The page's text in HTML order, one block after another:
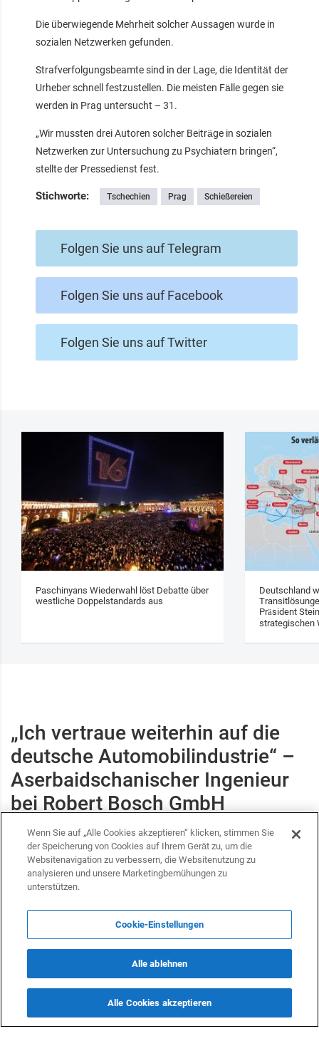
Die überwiegende Mehrheit solcher Aussagen wurde in
sozialen Netzwerken gefunden.
Strafverfolgungsbeamte sind in der Lage, die Identität der
Urheber schnell festzustellen. Die meisten Fälle gegen sie
werden in Prag untersucht – 31.
„Wir mussten drei Autoren solcher Beiträge in sozialen
Netzwerken zur Untersuchung zu Psychiatern bringen“,
stellte der Pressedienst fest.
Stichworte: Tschechien Prag Schießereien
Folgen Sie uns auf Telegram
Folgen Sie uns auf Facebook
Folgen Sie uns auf Twitter
Paschinyans Wiederwahl löst Debatte über
westliche Doppelstandards aus
Deutschland
Präsident
strategischen
„Ich vertraue weiterhin auf die
deutsche Automobilindustrie“ –
Aserbaidschanischer Ingenieur
bei Robert Bosch GmbH
INTERNATIONAL 24 April 2025 11:10 (UTC+04:00)
Wenn Sie auf „Alle Cookies akzeptieren“ klicken, stimmen Sie
der Speicherung von Cookies auf Ihrem Gerät zu, um die
Websitenavigation zu verbessern, die Websitenutzung zu
analysieren und unsere Marketingbemühungen zu
unterstützen.
Cookie-Einstellungen
Alle ablehnen
Alle Cookies akzeptieren